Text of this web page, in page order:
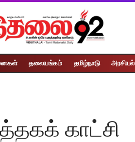
தலையங்கம் தமிழ்நாடு அரசியல்
காட்சி